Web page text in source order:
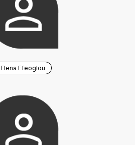
Elena Efeoglou